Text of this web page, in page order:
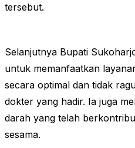
tersebut.
Selanjutnya Bupati
untuk memanfaatkan
secara optimal dan tidak
dokter yang hadir. Ia juga
darah yang telah
sesama.